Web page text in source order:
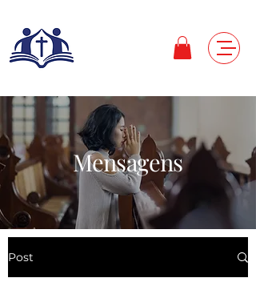
Mensagens
Post